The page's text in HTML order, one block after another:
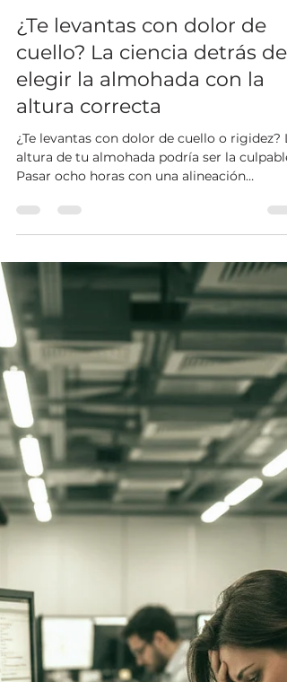
8 jun
3 min de lectura
¿Te levantas con dolor de
cuello? La ciencia detrás de
elegir la almohada con la
altura correcta
¿Te levantas con dolor de cuello o rigidez?
altura de tu almohada podría ser la culpable.
Pasar ocho horas con una alineación
incorrecta sobrecarga tus vértebras
cervicales y genera contracturas. Cambiar
almohada ayuda, pero si el músculo ya está
bloqueado, necesitas un enfoque
combinamos la fisioterapia avanzada y el
análisis postural para liberar tu cuello y
devolverte el descanso real. ¡Escríbenos por
WhatsApp al 6660